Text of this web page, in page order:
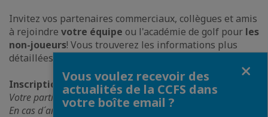
Invitez vos partenaires commerciaux, collègues et amis
à rejoindre votre équipe ou l'académie de golf pour les
non-joueurs! Vous trouverez les informations plus
détaillées dans l'invitation.
Inscription
: evenements(@)fsok.sk
Votre participation peut être annulée jusqu´au 19.09.2022.
En cas d´annulation après cette date le prix complet de
Vous voulez recevoir des
actualités de la CCFS dans
votre boîte email ?